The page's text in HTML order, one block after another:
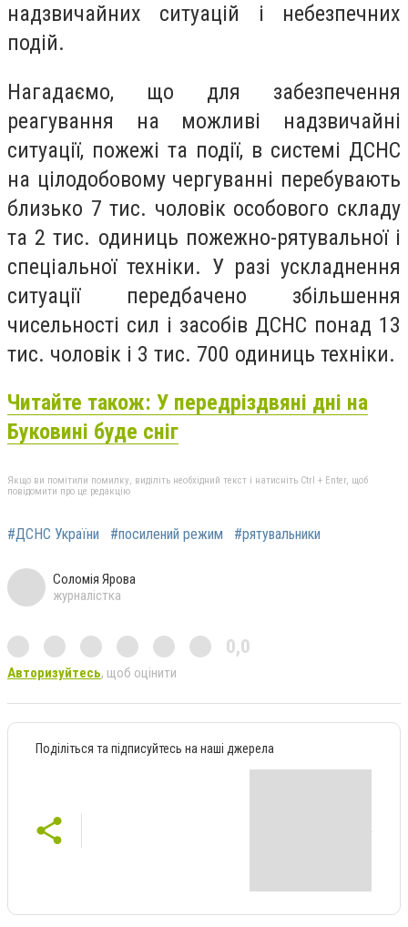
надзвичайних ситуацій і небезпечних
подій.
Нагадаємо, що для забезпечення
реагування на можливі надзвичайні
ситуації, пожежі та події, в системі ДСНС
на цілодобовому чергуванні перебувають
близько 7 тис. чоловік особового складу
та 2 тис. одиниць пожежно-рятувальної і
спеціальної техніки. У разі ускладнення
ситуації передбачено збільшення
чисельності сил і засобів ДСНС понад 13
тис. чоловік і 3 тис. 700 одиниць техніки.
Читайте також: У передріздвяні дні на
Буковині буде сніг
Якщо ви помітили помилку, виділіть необхідний текст і натисніть Ctrl + Enter, щоб
повідомити про це редакцію
#ДСНС України #посилений режим #рятувальники
Соломія Ярова
журналістка
0,0
Авторизуйтесь, щоб оцінити
Поділіться та підписуйтесь на наші джерела